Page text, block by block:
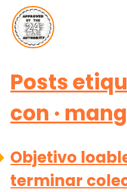
Posts
con ·
Objetivo
terminar